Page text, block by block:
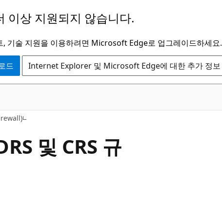
이상 지원되지 않습니다.
, 기술 지원을 이용하려면 Microsoft Edge로 업그레이드하세요.
드 Internet Explorer 및 Microsoft Edge에 대한 추가 정보
및 CRS 규